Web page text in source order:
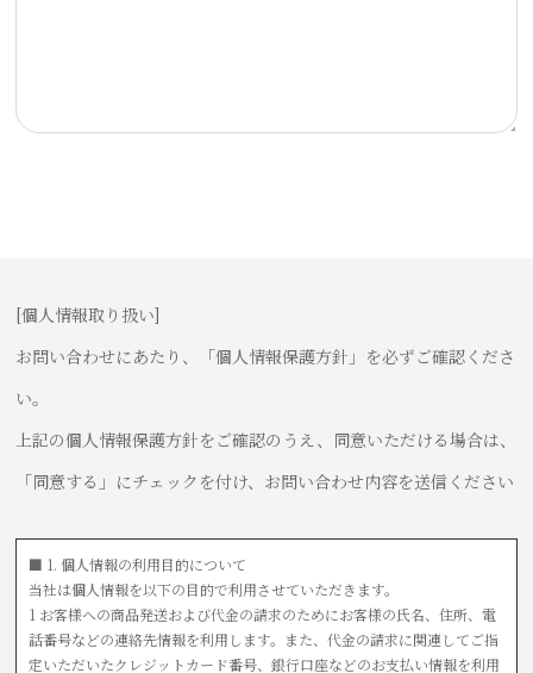
[個人情報取り扱い]
お問い合わせにあたり、「個人情報保護方針」を必ずご確認くださ
い。
上記の個人情報保護方針をご確認のうえ、同意いただける場合は、
「同意する」にチェックを付け、お問い合わせ内容を送信ください
■ 1. 個人情報の利用目的について
当社は個人情報を以下の目的で利用させていただきます。
1 お客様への商品発送および代金の請求のためにお客様の氏名、住所、電
話番号などの連絡先情報を利用します。また、代金の請求に関連してご指
定いただいたクレジットカード番号、銀行口座などのお支払い情報を利用